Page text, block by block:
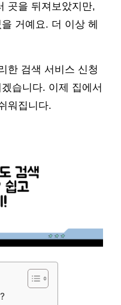
곳을 뒤져보았지만,
거예요. 더 이상 헤
한 검색 서비스 신청
습니다. 이제 집에서
워집니다.